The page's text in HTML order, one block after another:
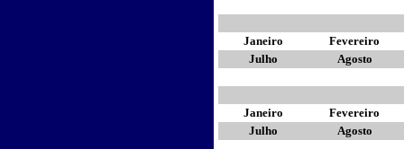
Janeiro
Fevereiro
Julho
Agosto
Janeiro
Fevereiro
Julho
Agosto